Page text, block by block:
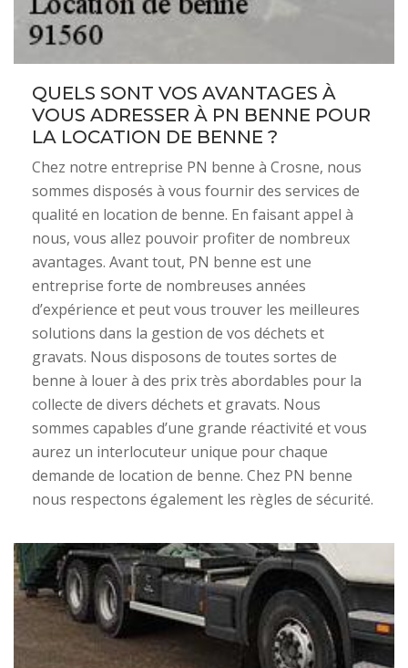
QUELS SONT VOS AVANTAGES À
VOUS ADRESSER À PN BENNE POUR
LA LOCATION DE BENNE ?
Chez notre entreprise PN benne à Crosne, nous
sommes disposés à vous fournir des services de
qualité en location de benne. En faisant appel à
nous, vous allez pouvoir profiter de nombreux
avantages. Avant tout, PN benne est une
entreprise forte de nombreuses années
d’expérience et peut vous trouver les meilleures
solutions dans la gestion de vos déchets et
gravats. Nous disposons de toutes sortes de
benne à louer à des prix très abordables pour la
collecte de divers déchets et gravats. Nous
sommes capables d’une grande réactivité et vous
aurez un interlocuteur unique pour chaque
demande de location de benne. Chez PN benne
nous respectons également les règles de sécurité.